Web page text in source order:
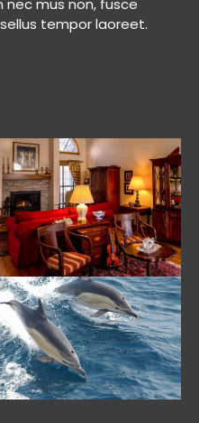
mus non, fusce
tempor laoreet.